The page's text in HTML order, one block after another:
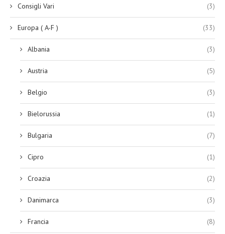
Consigli Vari (3)
Europa ( A-F ) (33)
Albania (3)
Austria (5)
Belgio (3)
Bielorussia (1)
Bulgaria (7)
Cipro (1)
Croazia (2)
Danimarca (3)
Francia (8)